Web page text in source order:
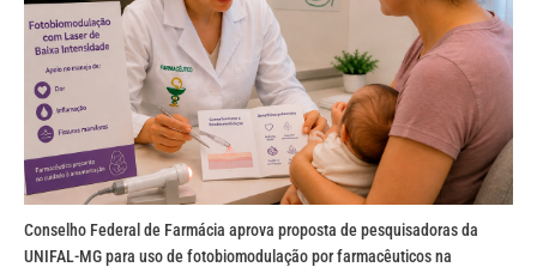
Conselho Federal de Farmácia aprova proposta de pesquisadoras da
UNIFAL-MG para uso de fotobiomodulação por farmacêuticos na